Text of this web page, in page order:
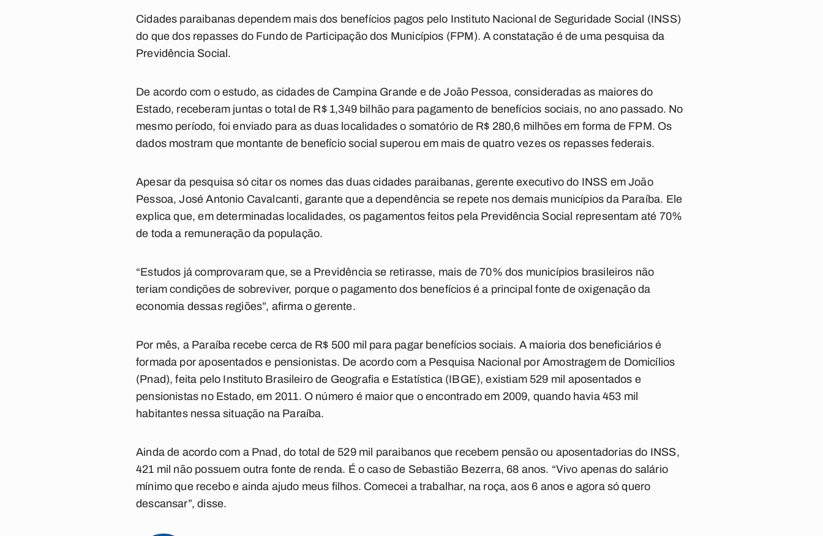
Cidades paraibanas dependem mais dos benefícios pagos pelo Instituto Nacional de Seguridade Social (INSS)
do que dos repasses do Fundo de Participação dos Municípios (FPM). A constatação é de uma pesquisa da
Previdência Social.
De acordo com o estudo, as cidades de Campina Grande e de João Pessoa, consideradas as maiores do
Estado, receberam juntas o total de R$ 1,349 bilhão para pagamento de benefícios sociais, no ano passado. No
mesmo período, foi enviado para as duas localidades o somatório de R$ 280,6 milhões em forma de FPM. Os
dados mostram que montante de benefício social superou em mais de quatro vezes os repasses federais.
Apesar da pesquisa só citar os nomes das duas cidades paraibanas, gerente executivo do INSS em João
Pessoa, José Antonio Cavalcanti, garante que a dependência se repete nos demais municípios da Paraíba. Ele
explica que, em determinadas localidades, os pagamentos feitos pela Previdência Social representam até 70%
de toda a remuneração da população.
“Estudos já comprovaram que, se a Previdência se retirasse, mais de 70% dos municípios brasileiros não
teriam condições de sobreviver, porque o pagamento dos benefícios é a principal fonte de oxigenação da
economia dessas regiões”, afirma o gerente.
Por mês, a Paraíba recebe cerca de R$ 500 mil para pagar benefícios sociais. A maioria dos beneficiários é
formada por aposentados e pensionistas. De acordo com a Pesquisa Nacional por Amostragem de Domicílios
(Pnad), feita pelo Instituto Brasileiro de Geografia e Estatística (IBGE), existiam 529 mil aposentados e
pensionistas no Estado, em 2011. O número é maior que o encontrado em 2009, quando havia 453 mil
habitantes nessa situação na Paraíba.
Ainda de acordo com a Pnad, do total de 529 mil paraibanos que recebem pensão ou aposentadorias do INSS,
421 mil não possuem outra fonte de renda. É o caso de Sebastião Bezerra, 68 anos. “Vivo apenas do salário
mínimo que recebo e ainda ajudo meus filhos. Comecei a trabalhar, na roça, aos 6 anos e agora só quero
descansar”, disse.